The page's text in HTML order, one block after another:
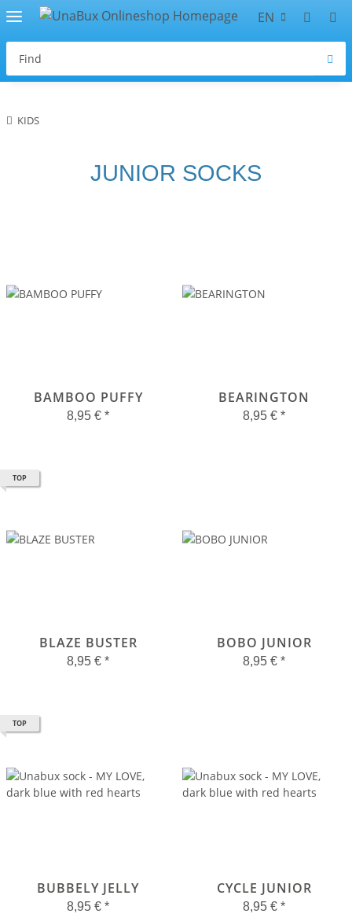
EN
KIDS
JUNIOR SOCKS
BAMBOO PUFFY
8,95 € *
BEARINGTON
8,95 € *
TOP
BLAZE BUSTER
8,95 € *
BOBO JUNIOR
8,95 € *
TOP
BUBBELY JELLY
8,95 € *
CYCLE JUNIOR
8,95 € *